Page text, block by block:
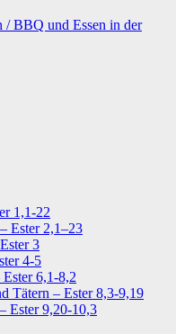
/ BBQ und Essen in der
1,1-22
Ester 2,1–23
3
4-5
6,1-8,2
Tätern – Ester 8,3-9,19
Ester 9,20-10,3